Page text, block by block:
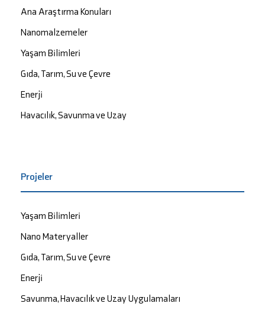
Ana Araştırma Konuları
Nanomalzemeler
Yaşam Bilimleri
Gıda, Tarım, Su ve Çevre
Enerji
Havacılık, Savunma ve Uzay
Projeler
Yaşam Bilimleri
Nano Materyaller
Gıda, Tarım, Su ve Çevre
Enerji
Savunma, Havacılık ve Uzay Uygulamaları